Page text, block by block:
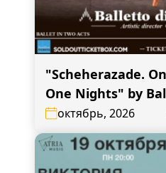
"Scheherazade.
One Nights" by
октябрь, 2026